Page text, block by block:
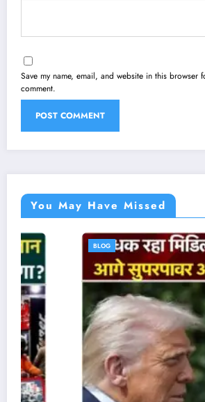
Save my name, email, and website in this browser
comment.
You May Have Missed
BLOG